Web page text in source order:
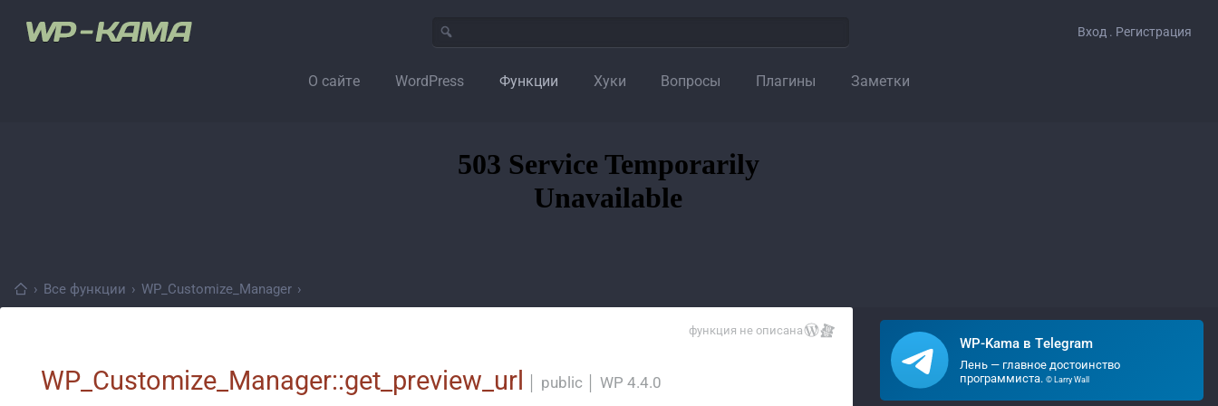
Вход . Регистрация
О сайте WordPress Функции Хуки Вопросы Плагины Заметки
› Все функции › WP_Customize_Manager ›
функция не описана
WP_Customize_Manager::get_preview_url public WP 4.4.0
WP-Kama в Telegram
Лень — главное достоинство
программиста.© Larry Wall